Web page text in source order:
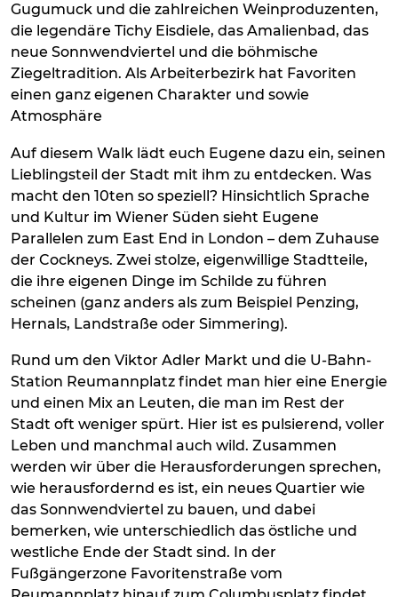
Gugumuck und die zahlreichen Weinproduzenten,
die legendäre Tichy Eisdiele, das Amalienbad, das
neue Sonnwendviertel und die böhmische
Ziegeltradition. Als Arbeiterbezirk hat Favoriten
einen ganz eigenen Charakter und sowie
Atmosphäre
Auf diesem Walk lädt euch Eugene dazu ein, seinen
Lieblingsteil der Stadt mit ihm zu entdecken. Was
macht den 10ten so speziell? Hinsichtlich Sprache
und Kultur im Wiener Süden sieht Eugene
Parallelen zum East End in London – dem Zuhause
der Cockneys. Zwei stolze, eigenwillige Stadtteile,
die ihre eigenen Dinge im Schilde zu führen
scheinen (ganz anders als zum Beispiel Penzing,
Hernals, Landstraße oder Simmering).
Rund um den Viktor Adler Markt und die U-Bahn-
Station Reumannplatz findet man hier eine Energie
und einen Mix an Leuten, die man im Rest der
Stadt oft weniger spürt. Hier ist es pulsierend, voller
Leben und manchmal auch wild. Zusammen
werden wir über die Herausforderungen sprechen,
wie herausfordernd es ist, ein neues Quartier wie
das Sonnwendviertel zu bauen, und dabei
bemerken, wie unterschiedlich das östliche und
westliche Ende der Stadt sind. In der
Fußgängerzone Favoritenstraße vom